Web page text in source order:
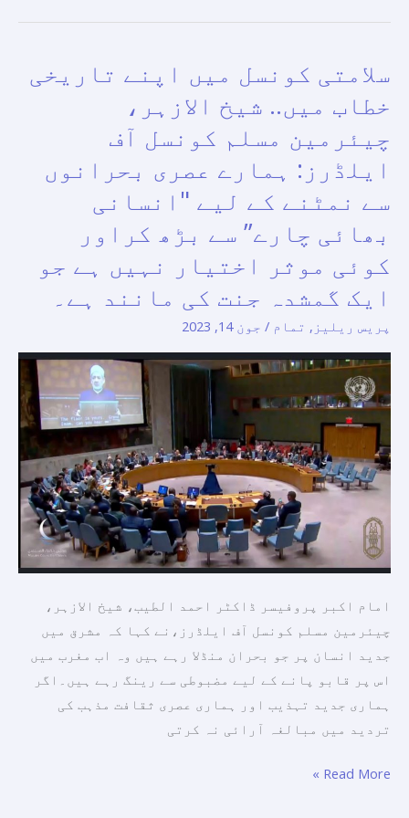
کے
پھیلانے
مطالبہ
کرتی
ہے۔
سلامتی کونسل میں اپنے تاریخی
خطاب میں.. شیخ الازہر،
چیئرمین مسلم کونسل آف
ایلڈرز: ہمارے عصری بحرانوں
سے نمٹنے کے لیے "انسانی
بھائی چارے” سے بڑھ کراور
کوئی موثر اختیار نہیں ہے جو
ایک گمشدہ جنت کی مانند ہے۔
پریس ریلیز , تمام / جون 14, 2023
امام اکبر پروفیسر ڈاکٹر احمد الطیب، شیخ الازہر،
چیئرمین مسلم کونسل آف ایلڈرز،نے کہا کہ مشرق میں
جدید انسان پر جو بحران منڈلا رہے ہیں وہ اب مغرب میں
اس پر قابو پانے کے لیے مضبوطی سے رینگ رہے ہیں۔اگر
ہماری جدید تہذیب اور ہماری عصری ثقافت مذہب کی
تردید میں مبالغہ آرائی نہ کرتی
سلامتی
میں
اپنے
تاریخی
میں..
شیخ
الازہر،
چیئرمین
مسلم
کونسل
آف
ایلڈرز:
ہمارے
عصری
بحرانوں
سے
کے
لیے
بھائی
چارے”
سے
بڑھ
کراور
کوئی
اختیار
Read More »